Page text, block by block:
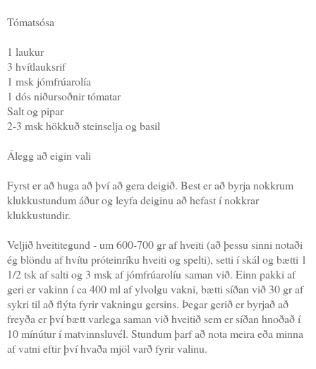
Tómatsósa
1 laukur
3 hvítlauksrif
1 msk jómfrúarolía
1 dós niðursoðnir tómatar
Salt og pipar
2-3 msk hökkuð steinselja og basil
Álegg að eigin vali
Fyrst er að huga að því að gera deigið. Best er að byrja nokkrum
klukkustundum áður og leyfa deiginu að hefast í nokkrar
klukkustundir.
Veljið hveititegund - um 600-700 gr af hveiti (að þessu sinni notaði
ég blöndu af hvítu próteinríku hveiti og spelti), setti í skál og bætti 1
1/2 tsk af salti og 3 msk af jómfrúarolíu saman við. Einn pakki af
geri er vakinn í ca 400 ml af ylvolgu vakni, bætti síðan við 30 gr af
sykri til að flýta fyrir vakningu gersins. Þegar gerið er byrjað að
freyða er því bætt varlega saman við hveitið sem er síðan hnoðað í
10 mínútur í matvinnsluvél. Stundum þarf að nota meira eða minna
af vatni eftir því hvaða mjöl varð fyrir valinu.